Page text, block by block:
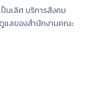
นเลิศ บริการสังคม
แลของสำนักงานคณะ